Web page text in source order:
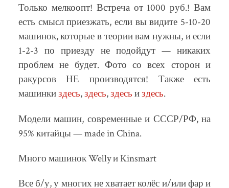
Только мелкоопт! Встреча от 1000 руб.! Вам
есть смысл приезжать, если вы видите 5-10-20
машинок, которые в теории вам нужны, и если
1-2-3 по приезду не подойдут — никаких
проблем не будет. Фото со всех сторон и
ракурсов НЕ производятся! Также есть
машинкиздесь,здесь,здесь издесь.
Модели машин, современные и СССР/РФ, на
95% китайцы — made in China.
Много машинок Welly и Kinsmart
Все б/у, у многих не хватает колёс и/или фар и